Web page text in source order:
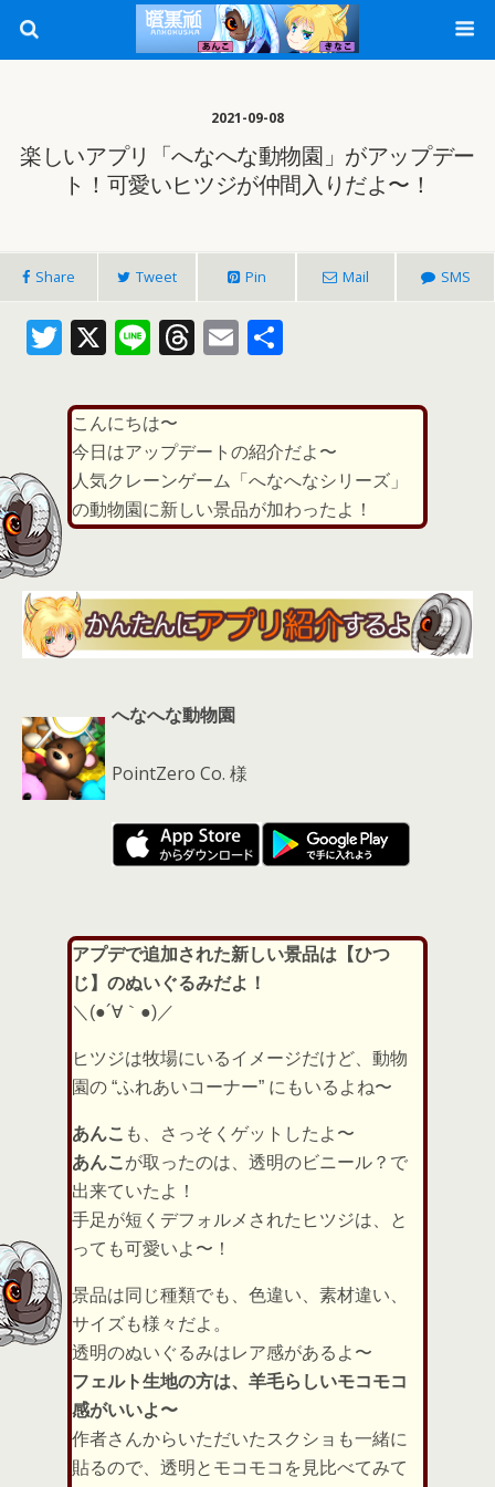
2021-09-08
楽しいアプリ「へなへな動物園」がアップデー
ト！可愛いヒツジが仲間入りだよ〜！
Share Tweet Pin Mail SMS
T
itt
er
X Li
e
T
re
a
d
s
E
ai
l
こんにちは〜
今日はアップデートの紹介だよ〜
人気クレーンゲーム「へなへなシリーズ」
の動物園に新しい景品が加わったよ！
へなへな動物園
PointZero Co. 様
アプデで追加された新しい景品は【ひつ
じ】のぬいぐるみだよ！
＼(●´∀｀●)／
ヒツジは牧場にいるイメージだけど、動物
園の “ふれあいコーナー” にもいるよね〜
あんこ も、さっそくゲットしたよ〜
あんこ が取ったのは、透明のビニール？で
出来ていたよ！
手足が短くデフォルメされたヒツジは、と
っても可愛いよ〜！
景品は同じ種類でも、色違い、素材違い、
サイズも様々だよ。
透明のぬいぐるみはレア感があるよ〜
フェルト生地の方は、羊毛らしいモコモコ
感がいいよ〜
作者さんからいただいたスクショも一緒に
貼るので、透明とモコモコを見比べてみて